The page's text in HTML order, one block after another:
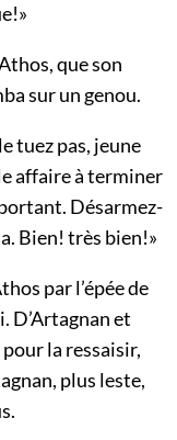
que son
sur un genou.
tuez pas, jeune
affaire à terminer
Désarmez-
Bien! très bien!»
par l’épée de
D’Artagnan et
pour la ressaisir,
plus leste,